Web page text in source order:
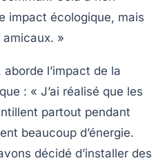
impact écologique, mais
»
l’impact de la
: « J’ai réalisé que les
partout pendant
beaucoup d’énergie.
décidé d’installer des